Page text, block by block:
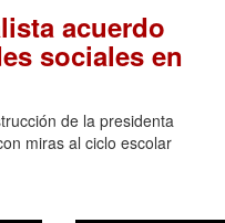
acuerdo
sociales en
de la presidenta
miras al ciclo escolar